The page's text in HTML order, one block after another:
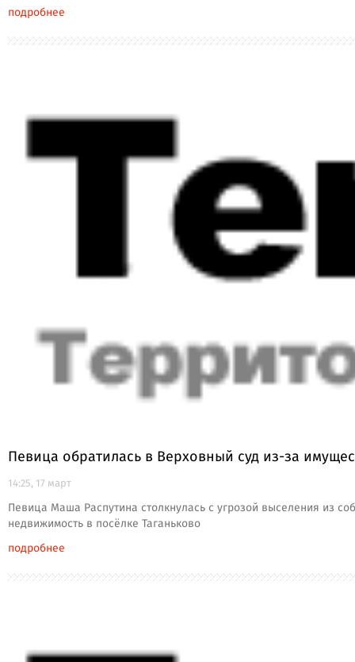
подробнее
Певица обратилась в Верховный суд из-за
14:25, 17 март
Певица Маша Распутина столкнулась с угрозой выселения из
недвижимость в посёлке Таганьково
подробнее